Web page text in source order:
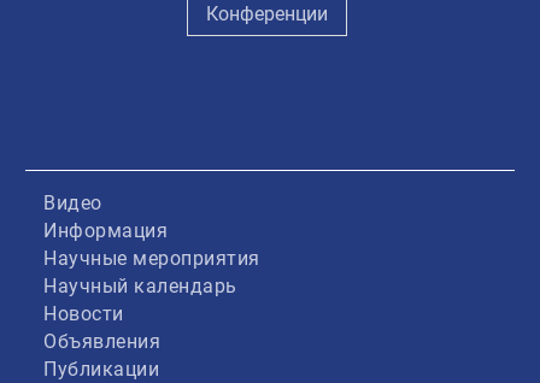
Конференции
Видео
Информация
Научные мероприятия
Научный календарь
Новости
Объявления
Публикации